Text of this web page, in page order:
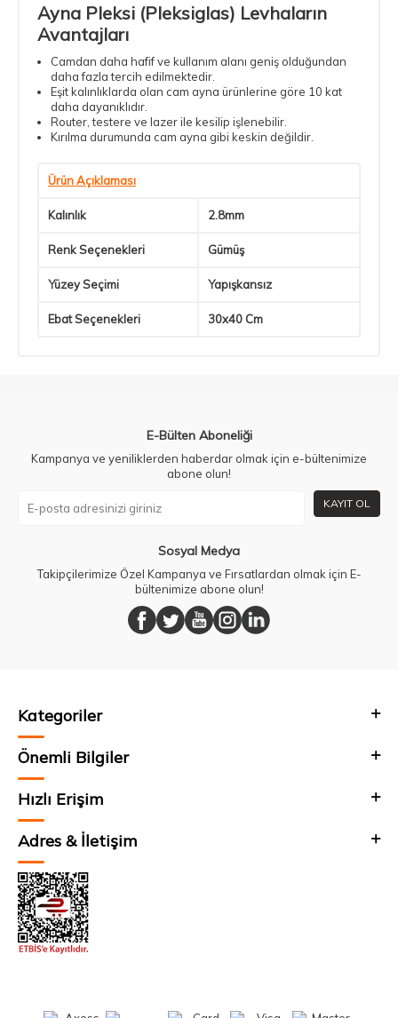
Ayna Pleksi (Pleksiglas) Levhaların
Avantajları
Camdan daha hafif ve kullanım alanı geniş olduğundan
daha fazla tercih edilmektedir.
Eşit kalınlıklarda olan cam ayna ürünlerine göre 10 kat
daha dayanıklıdır.
Router, testere ve lazer ile kesilip işlenebilir.
Kırılma durumunda cam ayna gibi keskin değildir.
Ürün Açıklaması
Kalınlık 2.8mm
Renk Seçenekleri Gümüş
Yüzey Seçimi Yapışkansız
Ebat Seçenekleri 30x40 Cm
E-Bülten Aboneliği
Kampanya ve yeniliklerden haberdar olmak için e-bültenimize
abone olun!
KAYIT OL
Sosyal Medya
Takipçilerimize Özel Kampanya ve Fırsatlardan olmak için E-
bültenimize abone olun!
Kategoriler
Önemli Bilgiler
Hızlı Erişim
Adres & İletişim